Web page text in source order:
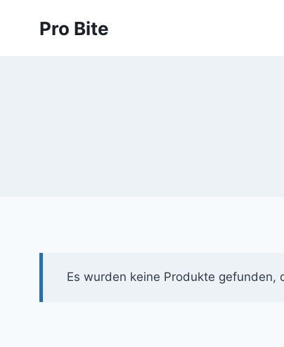
Pro Bite
Es wurden keine Produkte gefunden,